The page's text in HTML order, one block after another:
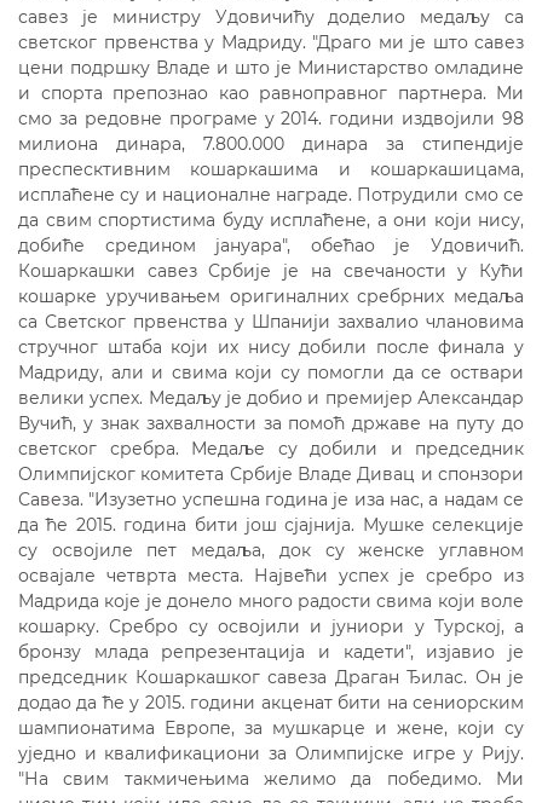
савез је министру Удовичићу доделио медаљу са
светског првенства у Мадриду. "Драго ми је што савез
цени подршку Владе и што је Министарство омладине
и спорта препознао као равноправног партнера. Ми
смо за редовне програме у 2014. години издвојили 98
милиона динара, 7.800.000 динара за стипендије
преспесктивним кошаркашима и кошаркашицама,
исплаћене су и националне награде. Потрудили смо се
да свим спортистима буду исплаћене, а они који нису,
добиће средином јануара", обећао је Удовичић.
Кошаркашки савез Србије је на свечаности у Кући
кошарке уручивањем оригиналних сребрних медаља
са Светског првенства у Шпанији захвалио члановима
стручног штаба који их нису добили после финала у
Мадриду, али и свима који су помогли да се оствари
велики успех. Медаљу је добио и премијер Александар
Вучић, у знак захвалности за помоћ државе на путу до
светског сребра. Медаље су добили и председник
Олимпијског комитета Србије Владе Дивац и спонзори
Савеза. "Изузетно успешна година је иза нас, а надам се
да ће 2015. година бити још сјајнија. Мушке селекције
су освојиле пет медаља, док су женске углавном
освајале четврта места. Највећи успех је сребро из
Мадрида које је донело много радости свима који воле
кошарку. Сребро су освојили и јуниори у Турској, а
бронзу млада репрезентација и кадети", изјавио је
председник Кошаркашког савеза Драган Ђилас. Он је
додао да ће у 2015. години акценат бити на сениорским
шампионатима Европе, за мушкарце и жене, који су
уједно и квалификациони за Олимпијске игре у Рију.
"На свим такмичењима желимо да победимо. Ми